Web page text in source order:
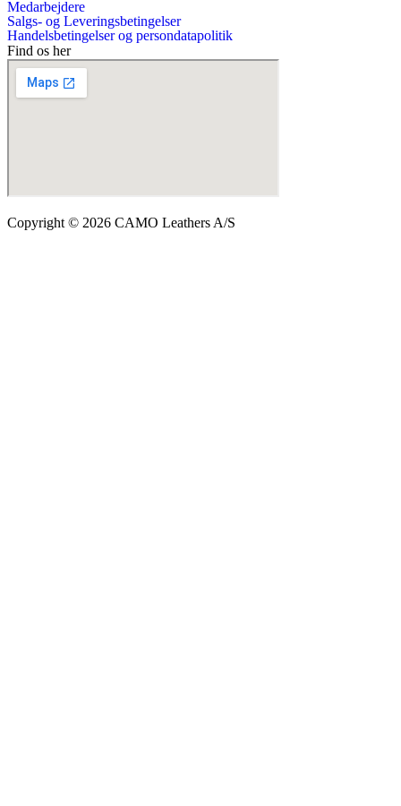
Medarbejdere
Salgs- og Leveringsbetingelser
Handelsbetingelser og persondatapolitik
Find os her
Copyright © 2026 CAMO Leathers A/S